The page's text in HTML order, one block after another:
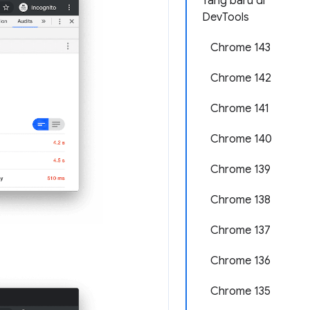
DevTools
Chrome 143
Chrome 142
Chrome 141
Chrome 140
Chrome 139
Chrome 138
Chrome 137
Chrome 136
Chrome 135